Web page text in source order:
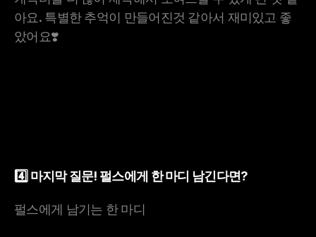
아요. 특별한 추억이 만들어진것 같아서 재미있고 좋
았어요❣️
4️⃣ 마지막 질문! 펄스에게 한 마디 남긴다면?
펄스에게 남기는 한 마디